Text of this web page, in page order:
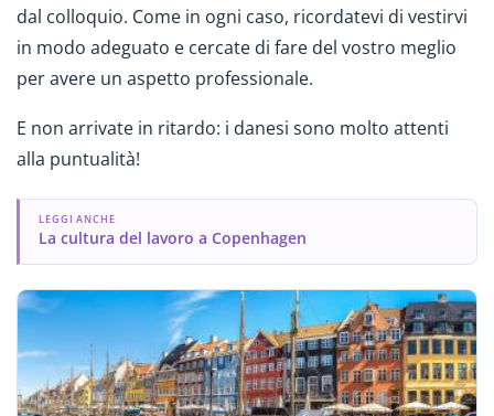
dal colloquio. Come in ogni caso, ricordatevi di vestirvi
in modo adeguato e cercate di fare del vostro meglio
per avere un aspetto professionale.
E non arrivate in ritardo: i danesi sono molto attenti
alla puntualità!
LEGGI ANCHE
La cultura del lavoro a Copenhagen